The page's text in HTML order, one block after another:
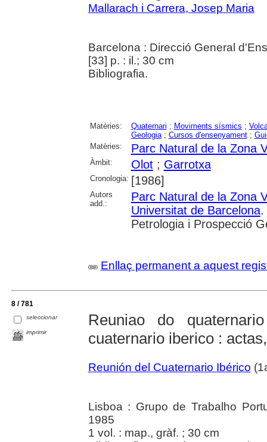
Mallarach i Carrera, Josep Maria
Barcelona : Direcció General
[33] p. : il.; 30 cm
Bibliografia.
Matèries: Quaternari ; Moviments sísmics ;
Geologia; Cursos d'ensenyament;
Matèries:
Parc Natural de la Zona
Àmbit: Olot; Garrotxa
Cronologia: [1986]
Autors
add.:
Parc Natural de la Zona
Universitat de Barcelona.
Petrologia i Prospecció
Enllaç permanent a aquest
8 / 781
seleccionar
imprimir
Reuniao do
cuaternario iberico :
Reunión del Cuaternario Ibérico
Lisboa : Grupo de Trabalho
1985
1 vol. : map., gràf. ; 30 cm